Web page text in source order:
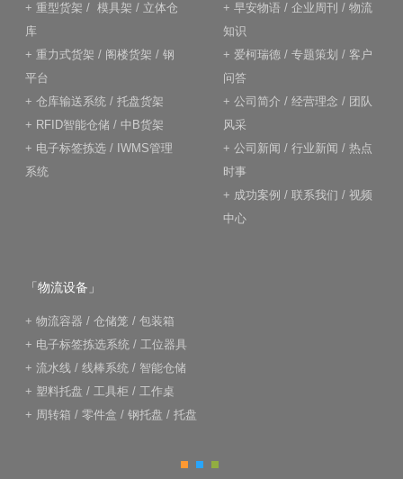
+ 重型货架 / 模具架 / 立体仓
库
+ 重力式货架 / 阁楼货架 / 钢
平台
+ 仓库输送系统 / 托盘货架
+ RFID智能仓储 / 中B货架
+ 电子标签拣选 / IWMS管理
系统
+ 早安物语 / 企业周刊 / 物流
知识
+ 爱柯瑞德 / 专题策划 / 客户
问答
+ 公司简介 / 经营理念 / 团队
风采
+ 公司新闻 / 行业新闻 / 热点
时事
+ 成功案例 / 联系我们 / 视频
中心
「物流设备」
+ 物流容器 / 仓储笼 / 包装箱
+ 电子标签拣选系统 / 工位器具
+ 流水线 / 线棒系统 / 智能仓储
+ 塑料托盘 / 工具柜 / 工作桌
+ 周转箱 / 零件盒 / 钢托盘 / 托盘